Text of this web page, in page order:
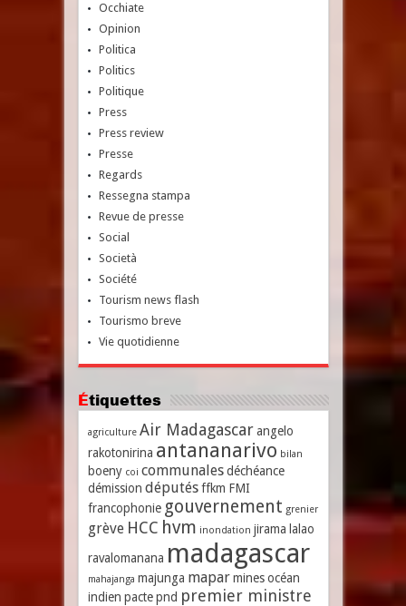
Occhiate
Opinion
Politica
Politics
Politique
Press
Press review
Presse
Regards
Ressegna stampa
Revue de presse
Social
Società
Société
Tourism news flash
Tourismo breve
Vie quotidienne
Étiquettes
agriculture Air Madagascar angelo
rakotonirina antananarivo bilan
boeny coi communales déchéance
démission députés ffkm FMI
francophonie gouvernement grenier
grève HCC hvm inondation jirama lalao
ravalomanana madagascar
mahajanga majunga mapar mines océan
indien pacte pnd premier ministre